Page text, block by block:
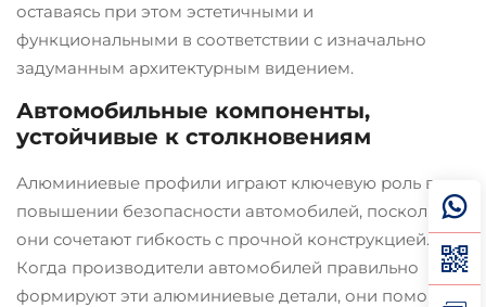
оставаясь при этом эстетичными и
функциональными в соответствии с изначально
задуманным архитектурным видением.
Автомобильные компоненты,
устойчивые к столкновениям
Алюминиевые профили играют ключевую роль в
повышении безопасности автомобилей, поскольку
они сочетают гибкость с прочной конструкцией.
Когда производители автомобилей правильно
формируют эти алюминиевые детали, они помогают